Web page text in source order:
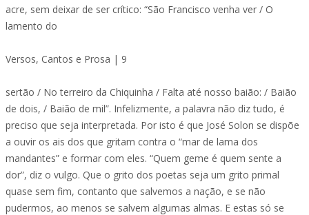
acre, sem deixar de ser crítico: “São Francisco venha ver / O
lamento do
Versos, Cantos e Prosa | 9
sertão / No terreiro da Chiquinha / Falta até nosso baião: / Baião
de dois, / Baião de mil”. Infelizmente, a palavra não diz tudo, é
preciso que seja interpretada. Por isto é que José Solon se dispõe
a ouvir os ais dos que gritam contra o “mar de lama dos
mandantes” e formar com eles. “Quem geme é quem sente a
dor”, diz o vulgo. Que o grito dos poetas seja um grito primal
quase sem fim, contanto que salvemos a nação, e se não
pudermos, ao menos se salvem algumas almas. E estas só se